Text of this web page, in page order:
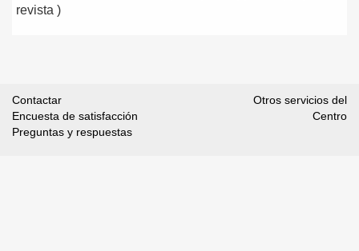
revista )
Contactar
Encuesta de satisfacción
Preguntas y respuestas
Otros servicios del
Centro